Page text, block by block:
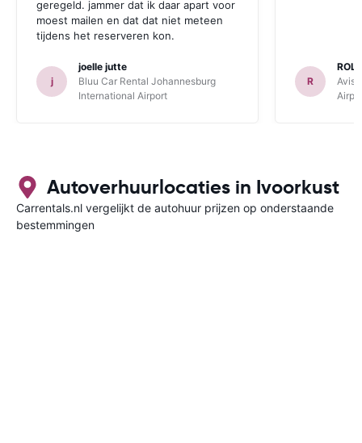
geregeld. jammer dat ik daar apart voor
moest mailen en dat dat niet meteen
tijdens het reserveren kon.
j
joelle jutte
Bluu Car Rental Johannesburg
International Airport
R
Avis
Autoverhuurlocaties in Ivoorkust
Carrentals.nl vergelijkt de autohuur prijzen op onderstaande
bestemmingen